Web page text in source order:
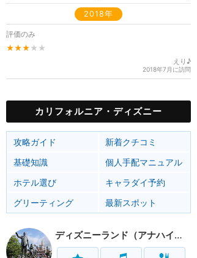
2018年
評価のみ
★★★ ★★
えり♪
2018年7月に訪問
カリフォルニア・ディズニー
攻略ガイド
新着クチコミ
基礎知識
個人手配マニュアル
ホテル選び
キャラダイ予約
グリーティング
最新スポット
ディズニーランド（アナハイム）